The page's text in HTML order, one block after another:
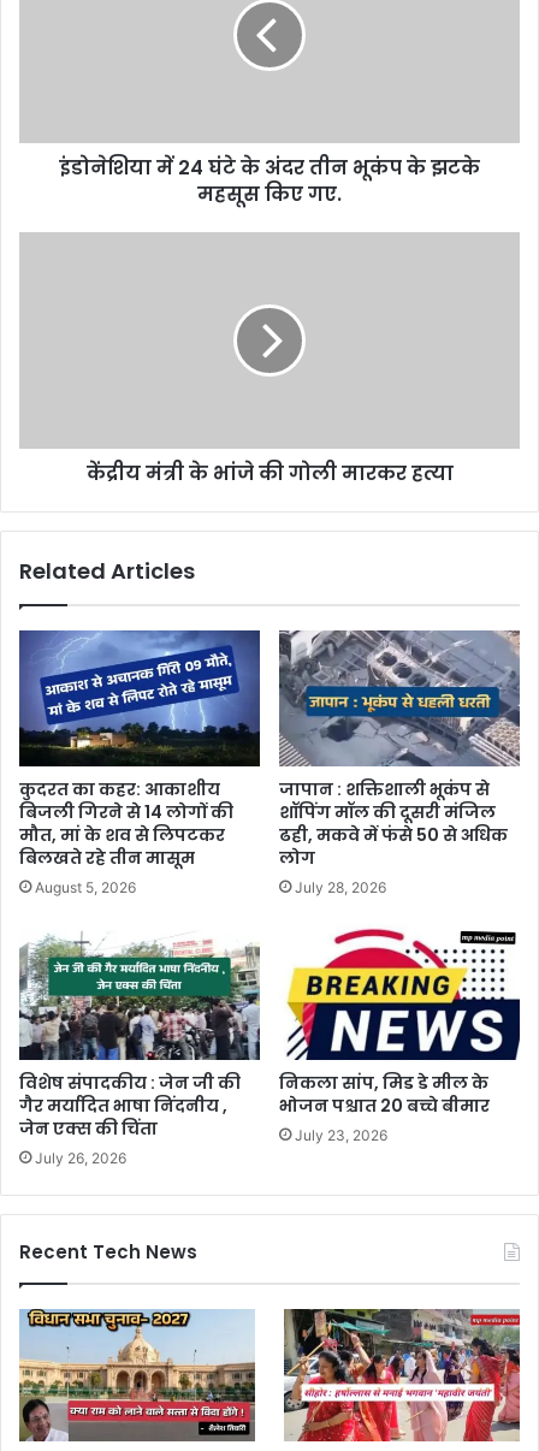
इंडोनेशिया में 24 घंटे के अंदर तीन भूकंप के झटके
महसूस किए गए.
केंद्रीय मंत्री के भांजे की गोली मारकर हत्या
Related Articles
कुदरत का कहर: आकाशीय
बिजली गिरने से 14 लोगों की
मौत, मां के शव से लिपटकर
बिलखते रहे तीन मासूम
August 5, 2026
जापान : शक्तिशाली भूकंप से
शॉपिंग मॉल की दूसरी मंजिल
ढही, मकवे में फंसे 50 से अधिक
लोग
July 28, 2026
विशेष संपादकीय : जेन जी की
गैर मर्यादित भाषा निंदनीय ,
जेन एक्स की चिंता
July 26, 2026
निकला सांप, मिड डे मील के
भोजन पश्चात 20 बच्चे बीमार
July 23, 2026
Recent Tech News